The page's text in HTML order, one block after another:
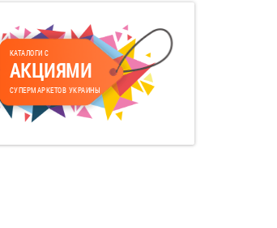
КАТАЛОГИ С
АКЦИЯМИ
СУПЕРМАРКЕТОВ УКРАИНЫ